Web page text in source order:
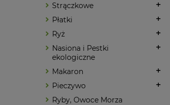
Strączkowe
Płatki
Ryż
Nasiona i Pestki
ekologiczne
Makaron
Pieczywo
Ryby, Owoce Morza